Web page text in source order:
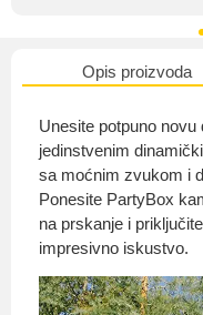
Opis proizvoda
Unesite potpuno
jedinstvenim
sa moćnim zvukom i
Ponesite PartyBox
na prskanje i
impresivno iskustvo.